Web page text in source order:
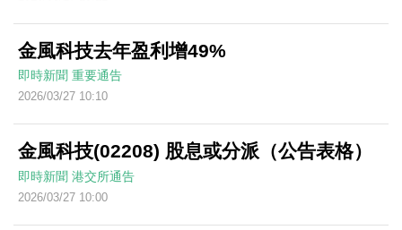
金風科技去年盈利增49%
即時新聞 重要通告
2026/03/27 10:10
金風科技(02208) 股息或分派（公告表格）
即時新聞 港交所通告
2026/03/27 10:00